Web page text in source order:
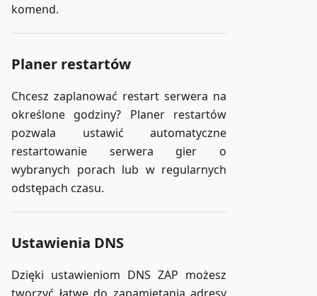
komend.
Planer restartów
Chcesz zaplanować restart serwera na
określone godziny? Planer restartów
pozwala ustawić automatyczne
restartowanie serwera gier o
wybranych porach lub w regularnych
odstępach czasu.
Ustawienia DNS
Dzięki ustawieniom DNS ZAP możesz